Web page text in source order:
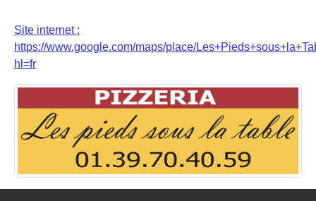
Site internet :
https://www.google.com/maps/place/
hl=fr